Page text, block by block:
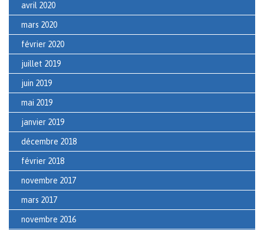
avril 2020
mars 2020
février 2020
juillet 2019
juin 2019
mai 2019
janvier 2019
décembre 2018
février 2018
novembre 2017
mars 2017
novembre 2016